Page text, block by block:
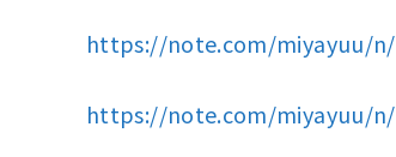
https://note.com/miyayuu/n/
https://note.com/miyayuu/